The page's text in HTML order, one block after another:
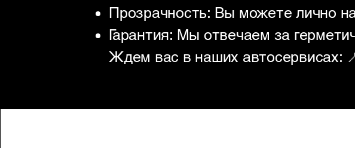
Прозрачность: Вы можете лично
Гарантия: Мы отвечаем за
Ждем вас в наших автосервисах: